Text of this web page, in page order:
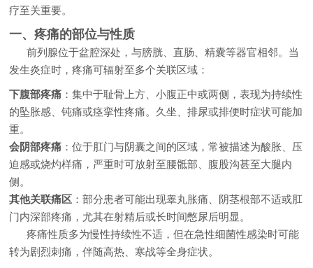
疗至关重要。
一、疼痛的部位与性质
前列腺位于盆腔深处，与膀胱、直肠、精囊等器官相邻。当
发生炎症时，疼痛可辐射至多个关联区域：
下腹部疼痛：集中于耻骨上方、小腹正中或两侧，表现为持续性
的坠胀感、钝痛或痉挛性疼痛。久坐、排尿或排便时症状可能加
重。
会阴部疼痛：位于肛门与阴囊之间的区域，常被描述为酸胀、压
迫感或烧灼样痛，严重时可放射至腰骶部、腹股沟甚至大腿内
侧。
其他关联痛区：部分患者可能出现睾丸胀痛、阴茎根部不适或肛
门内深部疼痛，尤其在射精后或长时间憋尿后明显。
疼痛性质多为慢性持续性不适，但在急性细菌性感染时可能
转为剧烈刺痛，伴随高热、寒战等全身症状。